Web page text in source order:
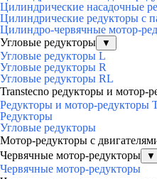
Цилиндрические насадочные
Цилиндрические редукторы с
Цилиндро-червячные мотор-
Угловые редукторы
▼
Угловые редукторы L
Угловые редукторы R
Угловые редукторы RL
Transtecno редукторы и мотор-
Редукторы и мотор-редукторы
Редукторы
Угловые редукторы
Мотор-редукторы с
Червячные мотор-редукторы ▼
Червячные мотор-редукторы